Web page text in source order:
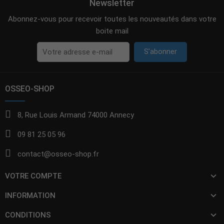
Newsletter
Abonnez-vous pour recevoir toutes les nouveautés dans votre
boite mail
S’abonner
OSSEO-SHOP
8, Rue Louis Armand 74000 Annecy
09 81 25 05 96
contact@osseo-shop.fr
VOTRE COMPTE
INFORMATION
CONDITIONS